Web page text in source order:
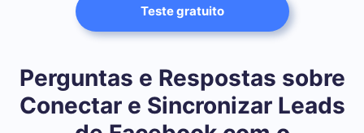
Teste gratuito
Perguntas e Respostas sobre
Conectar e Sincronizar Leads